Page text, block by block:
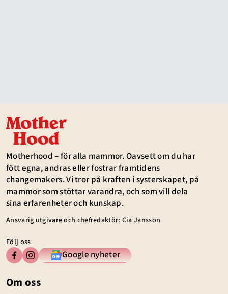
Motherhood – för alla mammor. Oavsett om du har
fött egna, andras eller fostrar framtidens
changemakers. Vi tror på kraften i systerskapet, på
mammor som stöttar varandra, och som vill dela
sina erfarenheter och kunskap.
Ansvarig utgivare och chefredaktör: Cia Jansson
Följ oss
Google nyheter
Om oss